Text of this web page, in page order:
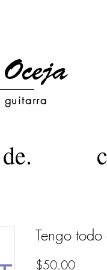
Tengo
$50.00Precio